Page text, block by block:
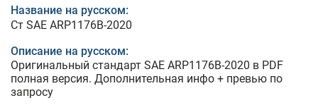
Название на русском:
Ст SAE ARP1176B-2020
Описание на русском:
Оригинальный стандарт SAE ARP1176B-2020 в PDF
полная версия. Дополнительная инфо + превью по
запросу